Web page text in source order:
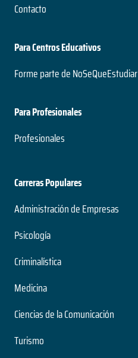
Contacto
Para Centros Educativos
Forme parte de NoSeQueEstudiar
Para Profesionales
Profesionales
Carreras Populares
Administración de Empresas
Psicología
Criminalística
Medicina
Ciencias de la Comunicación
Turismo